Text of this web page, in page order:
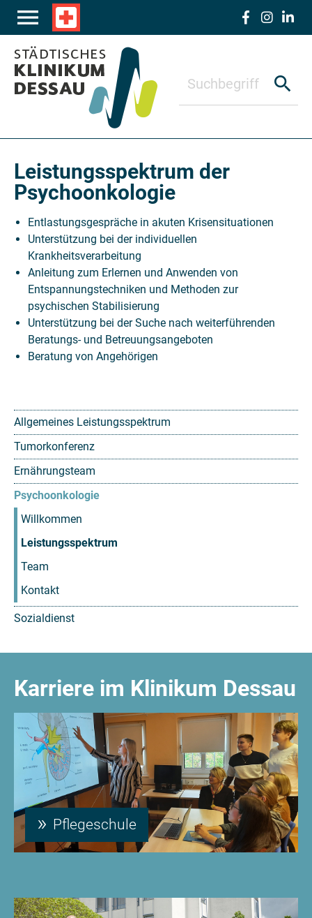
Zum Hauptinhalt springen
menu local_hospital
search
Allgemeines Leistungsspektrum
Tumorkonferenz
Ernährungsteam
Psychoonkologie
Willkommen
Leistungsspektrum
Team
Kontakt
Sozialdienst
Leistungsspektrum der
Psychoonkologie
Entlastungsgespräche in akuten Krisensituationen
Unterstützung bei der individuellen
Krankheitsverarbeitung
Anleitung zum Erlernen und Anwenden von
Entspannungstechniken und Methoden zur
psychischen Stabilisierung
Unterstützung bei der Suche nach weiterführenden
Beratungs- und Betreuungsangeboten
Beratung von Angehörigen
Karriere im Klinikum Dessau
Pflegeschule